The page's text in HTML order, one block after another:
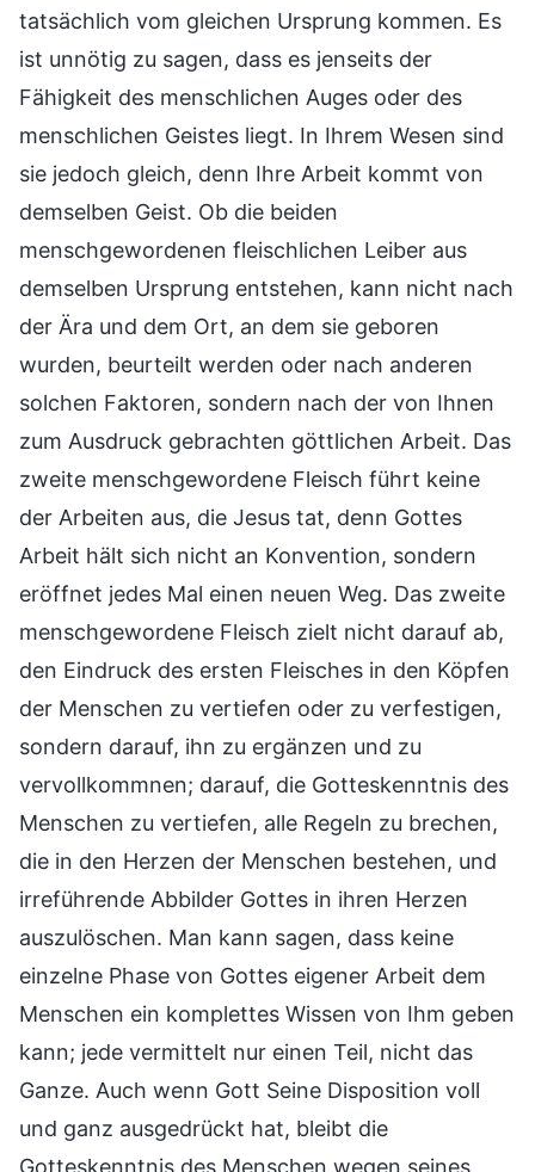
tatsächlich vom gleichen Ursprung kommen. Es
ist unnötig zu sagen, dass es jenseits der
Fähigkeit des menschlichen Auges oder des
menschlichen Geistes liegt. In Ihrem Wesen sind
sie jedoch gleich, denn Ihre Arbeit kommt von
demselben Geist. Ob die beiden
menschgewordenen fleischlichen Leiber aus
demselben Ursprung entstehen, kann nicht nach
der Ära und dem Ort, an dem sie geboren
wurden, beurteilt werden oder nach anderen
solchen Faktoren, sondern nach der von Ihnen
zum Ausdruck gebrachten göttlichen Arbeit. Das
zweite menschgewordene Fleisch führt keine
der Arbeiten aus, die Jesus tat, denn Gottes
Arbeit hält sich nicht an Konvention, sondern
eröffnet jedes Mal einen neuen Weg. Das zweite
menschgewordene Fleisch zielt nicht darauf ab,
den Eindruck des ersten Fleisches in den Köpfen
der Menschen zu vertiefen oder zu verfestigen,
sondern darauf, ihn zu ergänzen und zu
vervollkommnen; darauf, die Gotteskenntnis des
Menschen zu vertiefen, alle Regeln zu brechen,
die in den Herzen der Menschen bestehen, und
irreführende Abbilder Gottes in ihren Herzen
auszulöschen. Man kann sagen, dass keine
einzelne Phase von Gottes eigener Arbeit dem
Menschen ein komplettes Wissen von Ihm geben
kann; jede vermittelt nur einen Teil, nicht das
Ganze. Auch wenn Gott Seine Disposition voll
und ganz ausgedrückt hat, bleibt die
Gotteskenntnis des Menschen wegen seines